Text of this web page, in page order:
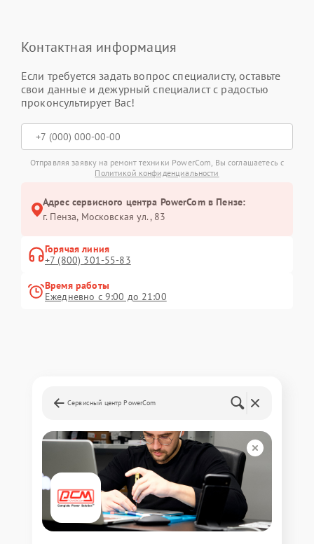
Контактная информация
Если требуется задать вопрос специалисту, оставьте
свои данные и дежурный специалист с радостью
проконсультирует Вас!
Отправляя заявку на ремонт техники PowerCom, Вы соглашаетесь с
Политикой конфиденциальности
Адрес сервисного центра PowerCom в Пензе:
г. Пенза, Московская ул., 83
Горячая линия
+7 (800) 301-55-83
Время работы
Ежедневно с 9:00 до 21:00
Сервисный центр PowerCom